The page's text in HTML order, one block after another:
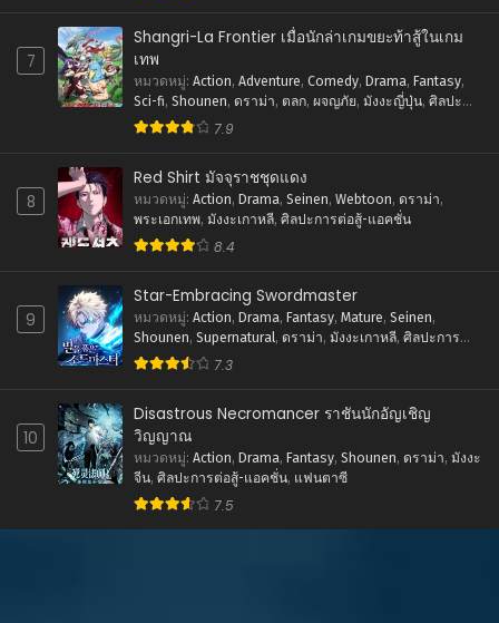
ตุลาคม 1, 2024
ตอนที่ 60
ตุลาคม 1, 2024
ตุลาคม 1, 2024
ตอนที่ 58
ตุลาคม 1, 2024
ตอนที่ 57
ตุลาคม 1, 2024
ตอนที่ 56
กรกฎาคม 9, 2024
ตอนที่ 55
กรกฎาคม 9, 2024
ตอนที่ 54
กรกฎาคม 9, 2024
7
Shangri-La Frontier เมื่อนักล่าเกมขยะท้าสู้ในเกม
เทพ
หมวดหมู่: Action, Adventure, Comedy, Drama, Fantasy,
Sci-fi, Shounen, ดราม่า, ตลก, ผจญภัย, มังงะญี่ปุ่น, ศิลปะ
การต่อสู้-แอคชั่น,
7.9
8
Red Shirt มัจจุราชชุดแดง
หมวดหมู่: Action, Drama, Seinen, Webtoon, ดราม่า,
พระเอกเทพ, มังงะเกาหลี, ศิลปะการต่อสู้-แอคชั่น
8.4
9
Star-Embracing Swordmaster
หมวดหมู่: Action, Drama, Fantasy, Mature, Seinen,
Shounen, Supernatural, ดราม่า, มังงะเกาหลี, ศิลปะการ
ต่อสู้-แอคชั่น, แฟนตาซี
7.3
10
Disastrous Necromancer ราชันนักอัญเชิญ
วิญญาณ
หมวดหมู่: Action, Drama, Fantasy, Shounen, ดราม่า, มังงะ
จีน, ศิลปะการต่อสู้-แอคชั่น, แฟนตาซี
7.5